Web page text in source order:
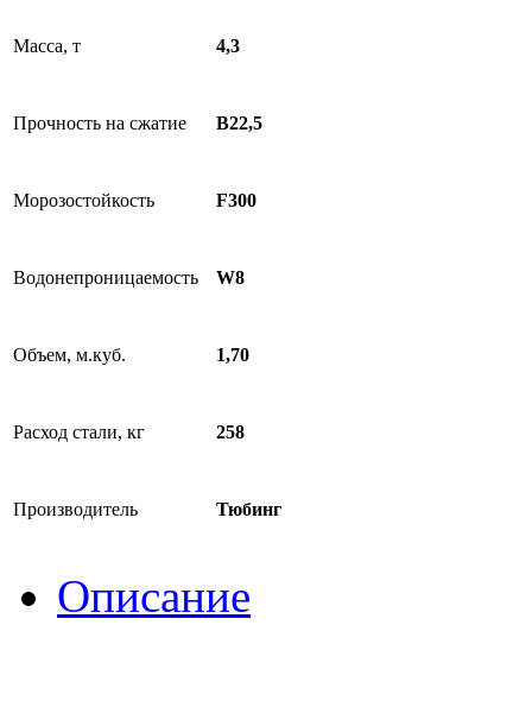
Масса, т 4,3
Прочность на сжатие B22,5
Морозостойкость F300
Водонепроницаемость W8
Объем, м.куб. 1,70
Расход стали, кг 258
Производитель Тюбинг
Описание